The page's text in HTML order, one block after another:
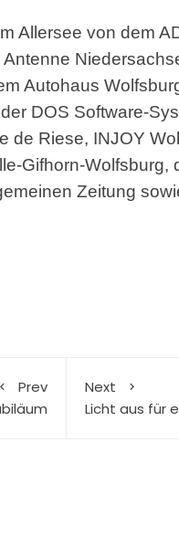
Allersee von dem
Autohaus
DOS Software-
de Riese, INJOY
Gifhorn-Wolfsburg,
Zeitung
Prev
Next
Licht aus für